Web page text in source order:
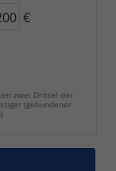
€
zwei Drittel der
(gebundener